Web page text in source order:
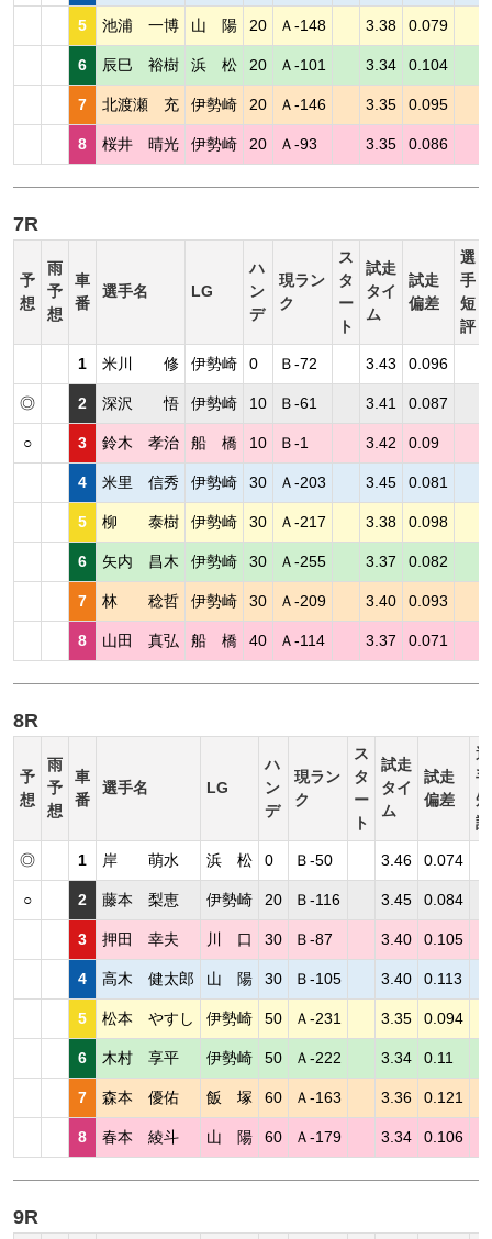
5 池浦 一博 山 陽 20 Ａ-148 3.38 0.079
6 辰巳 裕樹 浜 松 20 Ａ-101 3.34 0.104
7 北渡瀬 充 伊勢崎 20 Ａ-146 3.35 0.095
8 桜井 晴光 伊勢崎 20 Ａ-93 3.35 0.086
7R
予
想
雨
予
想
車
番
選手名 LG
ハ
ン
デ
現ラン
ク
ス
タ
ー
ト
試走
タイ
ム
試走
偏差
選
手
短
評
1 米川 修 伊勢崎 0 Ｂ-72 3.43 0.096
◎ 2 深沢 悟 伊勢崎 10 Ｂ-61 3.41 0.087
○ 3 鈴木 孝治 船 橋 10 Ｂ-1 3.42 0.09
4 米里 信秀 伊勢崎 30 Ａ-203 3.45 0.081
5 柳 泰樹 伊勢崎 30 Ａ-217 3.38 0.098
6 矢内 昌木 伊勢崎 30 Ａ-255 3.37 0.082
7 林 稔哲 伊勢崎 30 Ａ-209 3.40 0.093
8 山田 真弘 船 橋 40 Ａ-114 3.37 0.071
8R
予
想
雨
予
想
車
番
選手名 LG
ハ
ン
デ
現ラン
ク
ス
タ
ー
ト
試走
タイ
ム
試走
偏差
選
手
短
評
◎ 1 岸 萌水 浜 松 0 Ｂ-50 3.46 0.074
○ 2 藤本 梨恵 伊勢崎 20 Ｂ-116 3.45 0.084
3 押田 幸夫 川 口 30 Ｂ-87 3.40 0.105
4 高木 健太郎 山 陽 30 Ｂ-105 3.40 0.113
5 松本 やすし 伊勢崎 50 Ａ-231 3.35 0.094
6 木村 享平 伊勢崎 50 Ａ-222 3.34 0.11
7 森本 優佑 飯 塚 60 Ａ-163 3.36 0.121
8 春本 綾斗 山 陽 60 Ａ-179 3.34 0.106
9R